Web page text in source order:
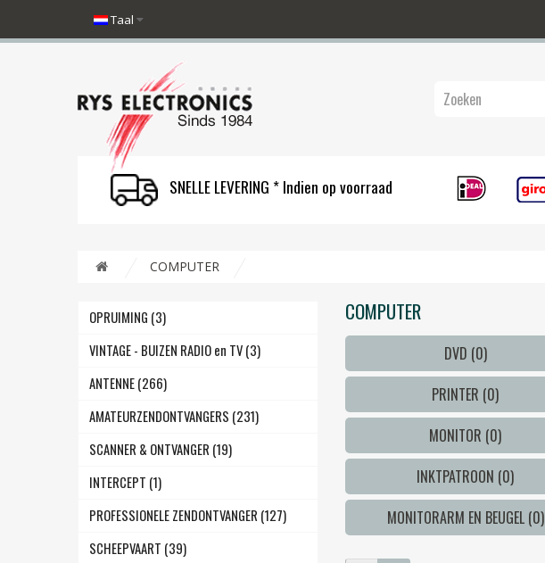
Taal
SNELLE LEVERING * Indien op voorraad
COMPUTER
OPRUIMING (3)
VINTAGE - BUIZEN RADIO en TV (3)
ANTENNE (266)
AMATEURZENDONTVANGERS (231)
SCANNER & ONTVANGER (19)
INTERCEPT (1)
PROFESSIONELE ZENDONTVANGER (127)
SCHEEPVAART (39)
COMPUTER
DVD (0)
PRINTER (0)
MONITOR (0)
INKTPATROON (0)
MONITORARM EN BEUGEL (0)